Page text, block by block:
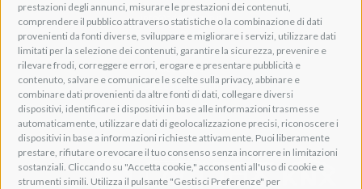
prestazioni degli annunci, misurare le prestazioni dei contenuti,
comprendere il pubblico attraverso statistiche o la combinazione di dati
provenienti da fonti diverse, sviluppare e migliorare i servizi, utilizzare dati
limitati per la selezione dei contenuti, garantire la sicurezza, prevenire e
rilevare frodi, correggere errori, erogare e presentare pubblicità e
contenuto, salvare e comunicare le scelte sulla privacy, abbinare e
combinare dati provenienti da altre fonti di dati, collegare diversi
dispositivi, identificare i dispositivi in base alle informazioni trasmesse
automaticamente, utilizzare dati di geolocalizzazione precisi, riconoscere i
dispositivi in base a informazioni richieste attivamente. Puoi liberamente
prestare, rifiutare o revocare il tuo consenso senza incorrere in limitazioni
sostanziali. Cliccando su "Accetta cookie," acconsenti all'uso di cookie e
strumenti simili. Utilizza il pulsante "Gestisci Preferenze" per
info@adeogroup.it
Adeo ProAV
Adeo HomeAV
Adeo Screen
Screen Research
Adeum Cinema Suite